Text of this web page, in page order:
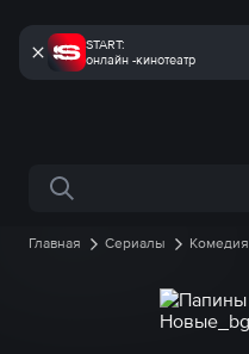
START:
онлайн -кинотеатр
Поиск по сайту
Главная Сериалы Комедия